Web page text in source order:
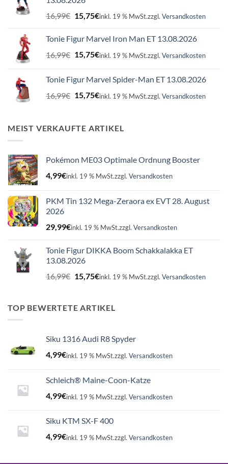
16,99€ Ursprünglicher
Preis
16,99€
15,75€Aktueller
15,75€.
inkl. 19 % MwSt.zzgl. Versandkosten
Tonie Figur Marvel Iron Man ET 13.08.2026
16,99€ Ursprünglicher
16,99€
15,75€Aktueller
15,75€.
inkl. 19 % MwSt.zzgl. Versandkosten
Tonie Figur Marvel Spider-Man ET 13.08.2026
16,99€ Ursprünglicher
16,99€
15,75€Aktueller
15,75€.
inkl. 19 % MwSt.zzgl. Versandkosten
MEIST VERKAUFTE ARTIKEL
Pokémon ME03 Optimale Ordnung Booster
4,99€inkl. 19 % MwSt.zzgl. Versandkosten
PKM Tin 132 Mega-Zeraora ex EVT 28. August
2026
29,99€inkl. 19 % MwSt.zzgl. Versandkosten
Tonie Figur DIKKA Boom Schakkalakka ET
13.08.2026
16,99€ Ursprünglicher
Preis
16,99€
15,75€Aktueller
15,75€.
inkl. 19 % MwSt.zzgl. Versandkosten
TOP BEWERTETE ARTIKEL
Siku 1316 Audi R8 Spyder
4,99€inkl. 19 % MwSt.zzgl. Versandkosten
Schleich® Maine-Coon-Katze
4,99€inkl. 19 % MwSt.zzgl. Versandkosten
Siku KTM SX-F 400
4,99€inkl. 19 % MwSt.zzgl. Versandkosten